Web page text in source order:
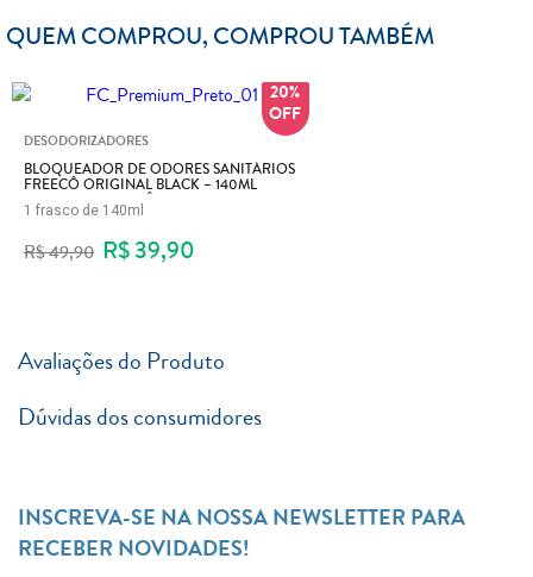
QUEM COMPROU, COMPROU TAMBÉM
20%
DESODORIZADORES
BLOQUEADOR DE ODORES SANITÁRIOS
FREECÔ ORIGINAL BLACK – 140ML
(TAMANHO ECONÔMICO)
1 frasco de 140ml
R$ 49,90 R$ 39,90
Avaliações do Produto
Dúvidas dos consumidores
INSCREVA-SE NA NOSSA NEWSLETTER PARA
RECEBER NOVIDADES!